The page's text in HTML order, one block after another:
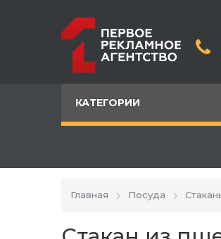
КАТЕГОРИИ
Главная Посуда